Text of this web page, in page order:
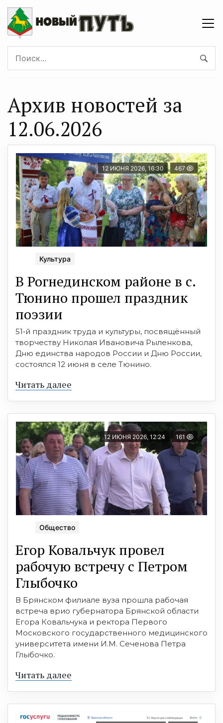
Архив новостей за
12.06.2026
12 ИЮНЯ 2026, 16:30 467
Культура
В Рогнединском районе в с.
Тюнино прошел праздник
поэзии
51‑й праздник труда и культуры, посвящённый
творчеству Николая Ивановича Рыленкова,
Дню единства народов России и Дню России,
состоялся 12 июня в селе Тюнино.
Читать далее
12 ИЮНЯ 2026, 12:24 161
Общество
Егор Ковальчук провел
рабочую встречу с Петром
Глыбочко
В Брянском филиале вуза прошла рабочая
встреча врио губернатора Брянской области
Егора Ковальчука и ректора Первого
Московского государственного медицинского
университета имени И.М. Сеченова Петра
Глыбочко.
Читать далее